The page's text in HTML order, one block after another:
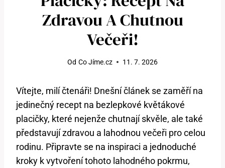
Zdravou A Chutnou
Večeři!
Od Co Jíme.cz 11. 7. 2026
Vítejte, milí čtenáři! Dnešní článek se zaměří na
jedinečný recept na bezlepkové květákové
placičky, které nejenže chutnají skvěle, ale také
představují zdravou a lahodnou večeři pro celou
rodinu. Připravte se na inspiraci a jednoduché
kroky k vytvoření tohoto lahodného pokrmu,